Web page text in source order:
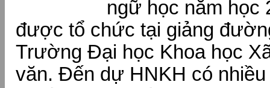
ngữ học năm học
được tổ chức tại giảng
Trường Đại học Khoa học
văn. Đến dự HNKH có